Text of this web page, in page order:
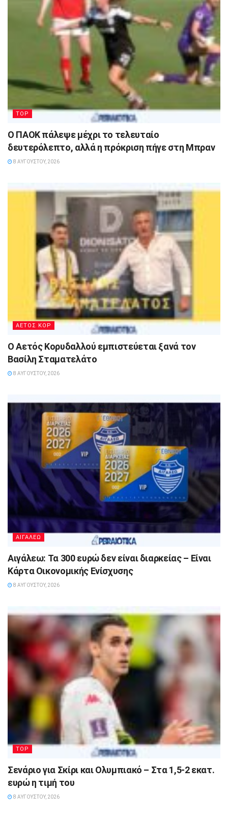
TOP
Ο ΠΑΟΚ πάλεψε μέχρι το τελευταίο
δευτερόλεπτο, αλλά η πρόκριση πήγε στη Μπραν
8 ΑΥΓΟΎΣΤΟΥ, 2026
ΑΕΤΟΣ ΚΟΡ
Ο Αετός Κορυδαλλού εμπιστεύεται ξανά τον
Βασίλη Σταματελάτο
8 ΑΥΓΟΎΣΤΟΥ, 2026
ΑΙΓΑΛΕΩ
Αιγάλεω: Τα 300 ευρώ δεν είναι διαρκείας – Είναι
Κάρτα Οικονομικής Ενίσχυσης
8 ΑΥΓΟΎΣΤΟΥ, 2026
TOP
Σενάριο για Σκίρι και Ολυμπιακό – Στα 1,5-2 εκατ.
ευρώ η τιμή του
8 ΑΥΓΟΎΣΤΟΥ, 2026